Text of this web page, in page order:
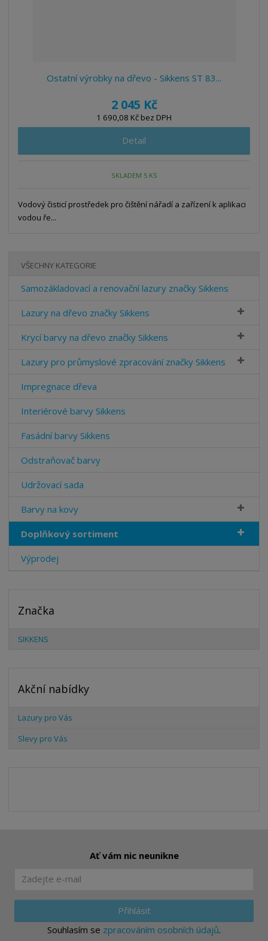
Ostatní výrobky na dřevo - Sikkens ST 83...
2 045 Kč
1 690,08 Kč bez DPH
Detail
SKLADEM 5 KS
Vodový čisticí prostředek pro čištění nářadí a zařízení k aplikaci
vodou ře...
VŠECHNY KATEGORIE
Samozákladovací a renovační lazury značky Sikkens
Lazury na dřevo značky Sikkens
Krycí barvy na dřevo značky Sikkens
Lazury pro průmyslové zpracování značky Sikkens
Impregnace dřeva
Interiérové barvy Sikkens
Fasádní barvy Sikkens
Odstraňovač barvy
Udržovací sada
Barvy na kovy
Doplňkový sortiment
Výprodej
Značka
SIKKENS
Akční nabídky
Lazury pro Vás
Slevy pro Vás
Ať vám nic neunikne
Přihlásit
Souhlasím se zpracováním osobních údajů.